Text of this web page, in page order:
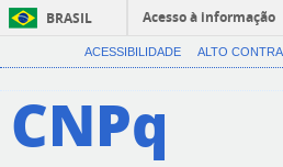
BRASIL
Acesso à informação
ACESSIBILIDADE ALTO
CNPq